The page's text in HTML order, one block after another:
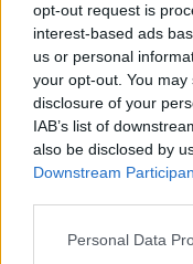
opt-out request is
interest-based ads
us or personal
your opt-out. You
disclosure of your
IAB’s list of
also be disclosed by
Downstream
Personal Data